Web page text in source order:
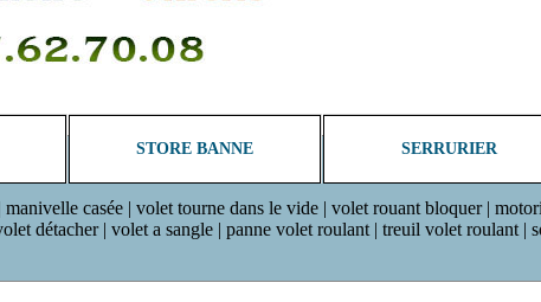
STORE BANNE SERRURIER
casée | volet tourne dans le vide | volet rouant bloquer |
détacher | volet a sangle | panne volet roulant | treuil volet roulant |